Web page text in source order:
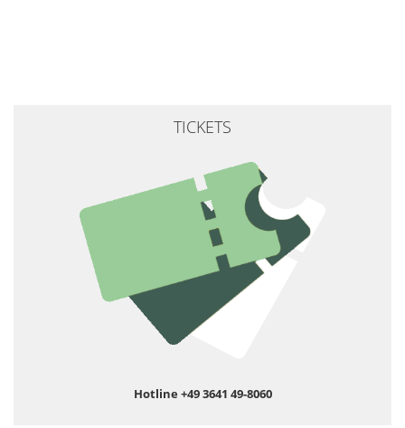
TICKETS
Hotline +49 3641 49-8060